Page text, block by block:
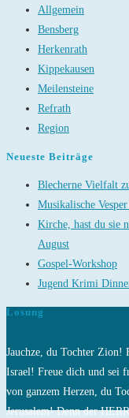
Allgemein
Bensberg
Herkenrath
Kippekausen
Meilensteine
Refrath
Region
Neueste Beiträge
Blecherne Vielfalt
Musikalische
Kirche, hast du sie
August
Gospel-Workshop
Jugend Krimi
Losung
Jauchze, du Tochter Zion!
Israel! Freue dich und sei
von ganzem Herzen, du
Jerusalem! Denn der